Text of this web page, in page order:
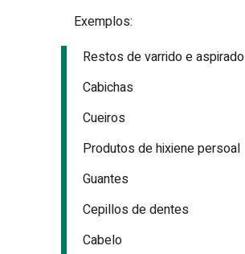
Exemplos:
Restos de varrido e aspirado
Cabichas
Cueiros
Produtos de hixiene persoal
Guantes
Cepillos de dentes
Cabelo